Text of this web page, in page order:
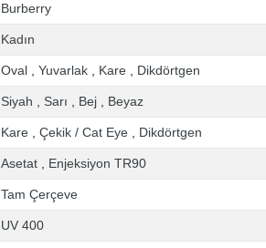
Burberry
Kadın
Oval Yuvarlak Kare Dikdörtgen
Siyah Sarı Bej Beyaz
Kare Çekik / Cat Eye Dikdörtgen
Asetat Enjeksiyon TR90
Tam Çerçeve
UV 400